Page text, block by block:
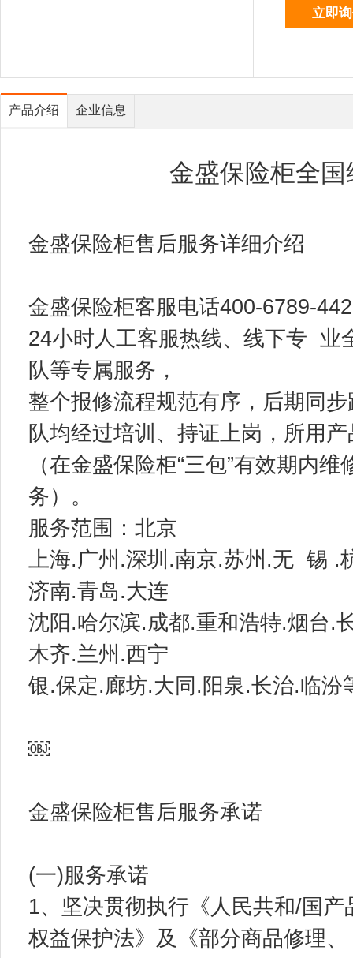
产品介绍 企业信息
金盛保险柜全
金盛保险柜售后服务详细介绍
金盛保险柜客服电话400-6789-442
24小时人工客服热线、线下专 业
队等专属服务，
整个报修流程规范有序，后期同
队均经过培训、持证上岗，所用
（在金盛保险柜“三包”有效期内
务）。
服务范围：北京
上海.广州.深圳.南京.苏州.无 锡
济南.青岛.大连
沈阳.哈尔滨.成都.重和浩特.烟台.
木齐.兰州.西宁
银.保定.廊坊.大同.阳泉.长治.临汾
￼
金盛保险柜售后服务承诺
(一)服务承诺
1、坚决贯彻执行《人民共和/国
权益保护法》及《部分商品修理、